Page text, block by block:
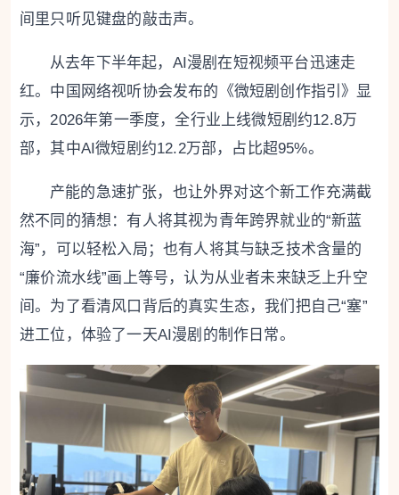
间里只听见键盘的敲击声。
从去年下半年起，AI漫剧在短视频平台迅速走
红。中国网络视听协会发布的《微短剧创作指引》显
示，2026年第一季度，全行业上线微短剧约12.8万
部，其中AI微短剧约12.2万部，占比超95%。
产能的急速扩张，也让外界对这个新工作充满截
然不同的猜想：有人将其视为青年跨界就业的“新蓝
海”，可以轻松入局；也有人将其与缺乏技术含量的
“廉价流水线”画上等号，认为从业者未来缺乏上升空
间。为了看清风口背后的真实生态，我们把自己“塞”
进工位，体验了一天AI漫剧的制作日常。